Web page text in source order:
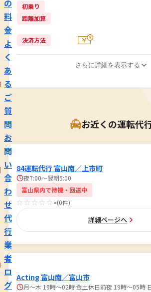
の
料
金
よ
く
あ
る
ご
質
問
お
問
い
合
わ
せ
代
行
業
者
ロ
グ
初乗り
距離加算
決済方法
さらに詳細を表示する
お近くの運転代
84運転代行 富山南／上市町
夜7:00〜翌朝5:00
富山県内で待機・回送中
☆☆☆☆☆ -(0件)
詳細ページへ
Acting 富山南／富山市
月～木 19時～02時 金土休日前夜 19時～05時